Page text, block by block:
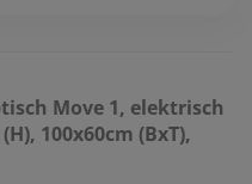
Move 1, elektrisch
100x60cm (BxT),